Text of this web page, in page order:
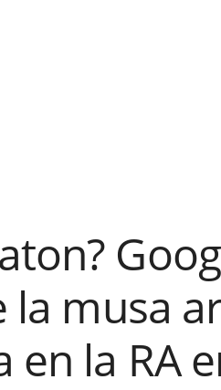
la musa
en la RA